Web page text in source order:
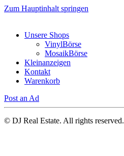
Zum Hauptinhalt springen
Unsere Shops
VinylBörse
MosaikBörse
Kleinanzeigen
Kontakt
Warenkorb
Post an Ad
© DJ Real Estate. All rights reserved.